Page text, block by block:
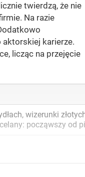
twierdzą, że nie
Na razie
karierze.
licząc na przejęcie
wizerunki
począwszy od